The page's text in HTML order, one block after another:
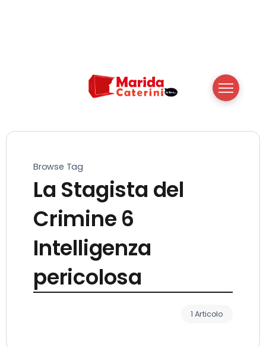
Browse Tag
La Stagista del
Crimine 6
Intelligenza
pericolosa
1 Articolo